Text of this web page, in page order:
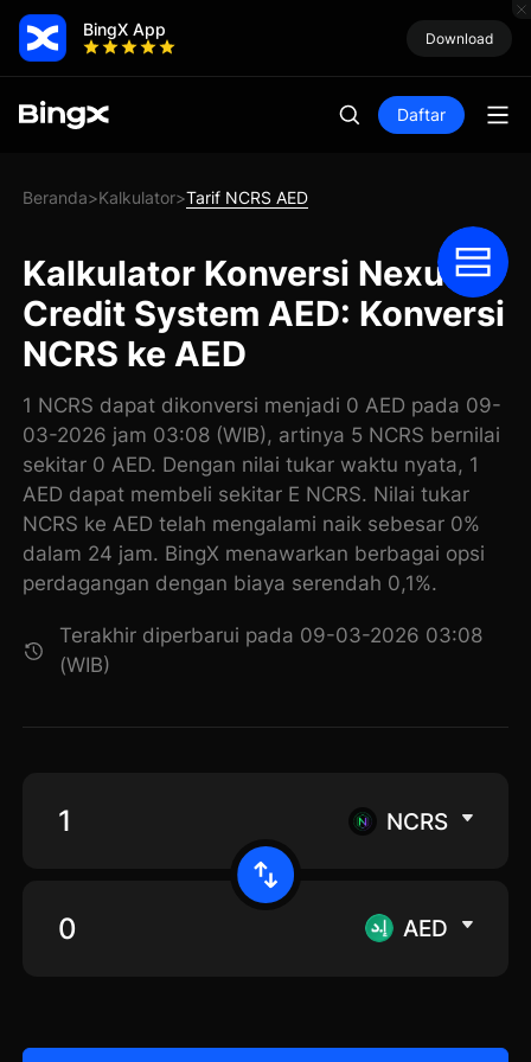
BingX App Download
Daftar
Beranda>Kalkulator>Tarif NCRS AED
Kalkulator Konversi Nexus
Credit System AED: Konversi
NCRS ke AED
1 NCRS dapat dikonversi menjadi 0 AED pada 09-
03-2026 jam 03:08 (WIB), artinya 5 NCRS bernilai
sekitar 0 AED. Dengan nilai tukar waktu nyata, 1
AED dapat membeli sekitar E NCRS. Nilai tukar
NCRS ke AED telah mengalami naik sebesar 0%
dalam 24 jam. BingX menawarkan berbagai opsi
perdagangan dengan biaya serendah 0,1%.
Terakhir diperbarui pada 09-03-2026 03:08
(WIB)
NCRS
AED